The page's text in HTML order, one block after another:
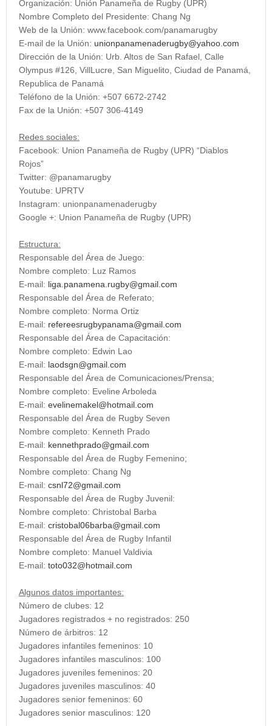
Organización: Unión Panameña de Rugby (UPR)
Nombre Completo del Presidente: Chang Ng
Web de la Unión: www.facebook.com/panamarugby
E-mail de la Unión: unionpanamenaderugby@yahoo.com
Dirección de la Unión: Urb. Altos de San Rafael, Calle
Olympus #126, VillLucre, San Miguelito, Ciudad de Panamá,
Republica de Panamá
Teléfono de la Unión: +507 6672-2742
Fax de la Unión: +507 306-4149
Redes sociales:
Facebook: Union Panameña de Rugby (UPR) “Diablos
Rojos”
Twitter: @panamarugby
Youtube: UPRTV
Instagram: unionpanamenaderugby
Google +: Union Panameña de Rugby (UPR)
Estructura:
Responsable del Área de Juego:
Nombre completo: Luz Ramos
E-mail: liga.panamena.rugby@gmail.com
Responsable del Área de Referato;
Nombre completo: Norma Ortiz
E-mail: refereesrugbypanama@gmail.com
Responsable del Área de Capacitación:
Nombre completo: Edwin Lao
E-mail: laodsgn@gmail.com
Responsable del Área de Comunicaciones/Prensa;
Nombre completo: Eveline Arboleda
E-mail: evelinemakel@hotmail.com
Responsable del Área de Rugby Seven
Nombre completo: Kenneth Prado
E-mail: kennethprado@gmail.com
Responsable del Área de Rugby Femenino;
Nombre completo: Chang Ng
E-mail: csnl72@gmail.com
Responsable del Área de Rugby Juvenil:
Nombre completo: Christobal Barba
E-mail: cristobal06barba@gmail.com
Responsable del Área de Rugby Infantil
Nombre completo: Manuel Valdivia
E-mail: toto032@hotmail.com
Algunos datos importantes:
Número de clubes: 12
Jugadores registrados + no registrados: 250
Número de árbitros: 12
Jugadores infantiles femeninos: 10
Jugadores infantiles masculinos: 100
Jugadores juveniles femeninos: 20
Jugadores juveniles masculinos: 40
Jugadores senior femeninos: 60
Jugadores senior masculinos: 120